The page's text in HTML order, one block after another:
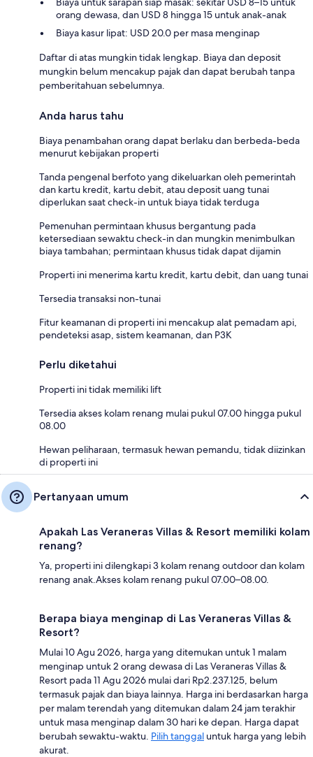
orang dewasa, dan USD 8 hingga 15 untuk anak-anak
Biaya kasur lipat: USD 20.0 per masa menginap
Daftar di atas mungkin tidak lengkap. Biaya dan deposit
mungkin belum mencakup pajak dan dapat berubah tanpa
pemberitahuan sebelumnya.
Anda harus tahu
Biaya penambahan orang dapat berlaku dan berbeda-beda
menurut kebijakan properti
Tanda pengenal berfoto yang dikeluarkan oleh pemerintah
dan kartu kredit, kartu debit, atau deposit uang tunai
diperlukan saat check-in untuk biaya tidak terduga
Pemenuhan permintaan khusus bergantung pada
ketersediaan sewaktu check-in dan mungkin menimbulkan
biaya tambahan; permintaan khusus tidak dapat dijamin
Properti ini menerima kartu kredit, kartu debit, dan uang tunai
Tersedia transaksi non-tunai
Fitur keamanan di properti ini mencakup alat pemadam api,
pendeteksi asap, sistem keamanan, dan P3K
Perlu diketahui
Properti ini tidak memiliki lift
Tersedia akses kolam renang mulai pukul 07.00 hingga pukul
08.00
Hewan peliharaan, termasuk hewan pemandu, tidak diizinkan
di properti ini
Pertanyaan umum
Apakah Las Veraneras Villas & Resort memiliki kolam
renang?
Ya, properti ini dilengkapi 3 kolam renang outdoor dan kolam
renang anak.Akses kolam renang pukul 07.00–08.00.
Berapa biaya menginap di Las Veraneras Villas &
Resort?
Mulai 10 Agu 2026, harga yang ditemukan untuk 1 malam
menginap untuk 2 orang dewasa di Las Veraneras Villas &
Resort pada 11 Agu 2026 mulai dari Rp2.237.125, belum
termasuk pajak dan biaya lainnya. Harga ini berdasarkan harga
per malam terendah yang ditemukan dalam 24 jam terakhir
untuk masa menginap dalam 30 hari ke depan. Harga dapat
berubah sewaktu-waktu. Pilih tanggal untuk harga yang lebih
akurat.